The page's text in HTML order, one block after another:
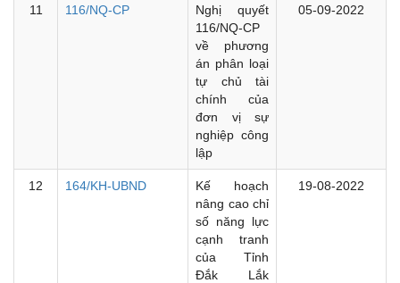
11 116/NQ-CP
Nghị quyết
116/NQ-CP
về phương
án phân loại
tự chủ tài
chính của
đơn vị sự
nghiệp công
lập
05-09-2022
12 164/KH-UBND
Kế hoạch
nâng cao chỉ
số năng lực
cạnh tranh
của Tỉnh
Đắk Lắk
19-08-2022